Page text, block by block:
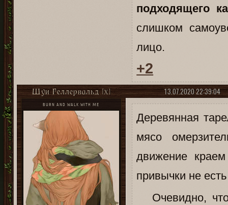
подходящего
слишком
лицо.
+2
13.07.2020 22:39:04
Шуи Геллервальд [X]
BURN AND WALK WITH ME
Деревянная
мясо
движение
привычки не
Очевидно, что